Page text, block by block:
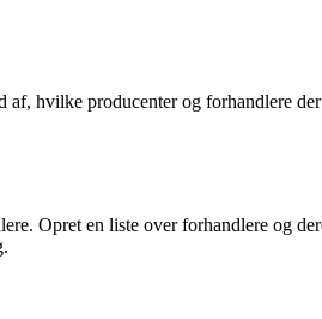
hvilke producenter og forhandlere
Opret en liste over forhandlere og